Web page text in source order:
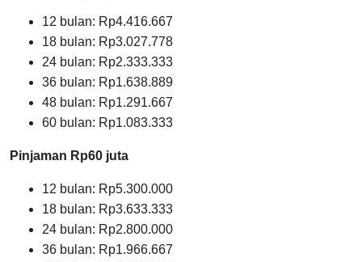
12 bulan: Rp4.416.667
18 bulan: Rp3.027.778
24 bulan: Rp2.333.333
36 bulan: Rp1.638.889
48 bulan: Rp1.291.667
60 bulan: Rp1.083.333
Pinjaman Rp60 juta
12 bulan: Rp5.300.000
18 bulan: Rp3.633.333
24 bulan: Rp2.800.000
36 bulan: Rp1.966.667